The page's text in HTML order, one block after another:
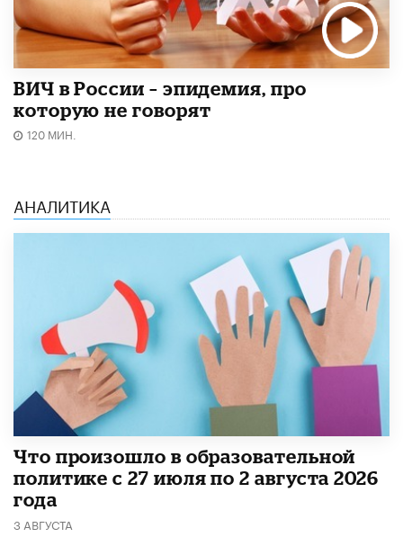
ВИЧ в России – эпидемия, про
которую не говорят
120 МИН.
АНАЛИТИКА
​Что произошло в образовательной
политике с 27 июля по 2 августа 2026
года
3 АВГУСТА